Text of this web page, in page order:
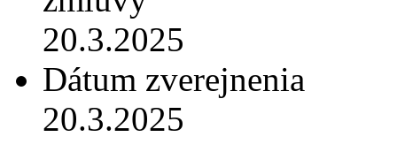
20.3.2025
Dátum zverejnenia
20.3.2025